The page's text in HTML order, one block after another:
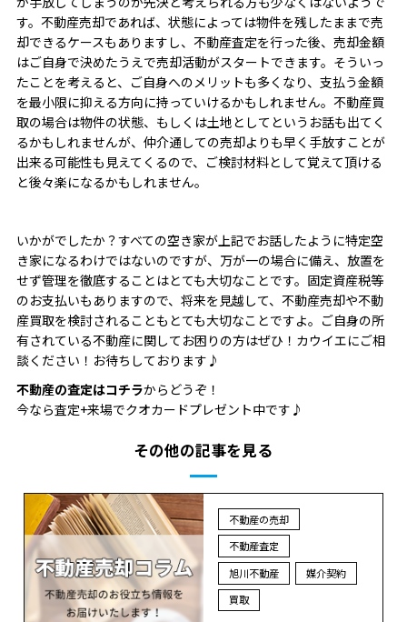
す。不動産売却であれば、状態によっては物件を残したままで売
却できるケースもありますし、不動産査定を行った後、売却金額
はご自身で決めたうえで売却活動がスタートできます。そういっ
たことを考えると、ご自身へのメリットも多くなり、支払う金額
を最小限に抑える方向に持っていけるかもしれません。不動産買
取の場合は物件の状態、もしくは土地としてというお話も出てく
るかもしれませんが、仲介通しての売却よりも早く手放すことが
出来る可能性も見えてくるので、ご検討材料として覚えて頂ける
と後々楽になるかもしれません。
いかがでしたか？すべての空き家が上記でお話したように特定空
き家になるわけではないのですが、万が一の場合に備え、放置を
せず管理を徹底することはとても大切なことです。固定資産税等
のお支払いもありますので、将来を見越して、不動産売却や不動
産買取を検討されることもとても大切なことですよ。ご自身の所
有されている不動産に関してお困りの方はぜひ！カウイエにご相
談ください！お待ちしております♪
不動産の査定はコチラからどうぞ！
今なら査定+来場でクオカードプレゼント中です♪
その他の記事を見る
不動産の売却
不動産査定
旭川不動産
媒介契約
買取